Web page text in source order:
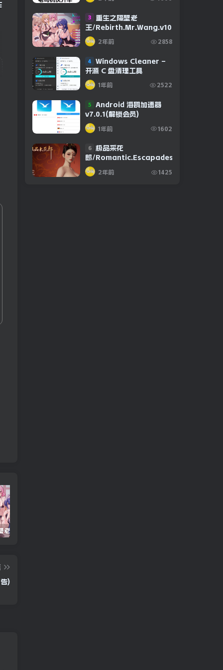
)
3
重生之隔壁老
王/Rebirth.Mr.Wang.v10032020
2年前 2858
4
Windows Cleaner –
开源 C 盘清理工具
1年前 2522
5
Android 海鸥加速器
v7.0.1(解锁会员)
1年前 1602
6
极品采花
郎/Romantic.Escapades.v1.2.1
2年前 1425